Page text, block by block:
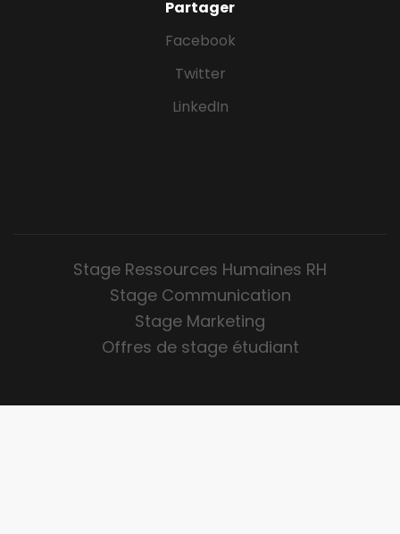
Partager
Facebook
Twitter
LinkedIn
Stage Ressources Humaines RH
Stage Communication
Stage Marketing
Offres de stage étudiant